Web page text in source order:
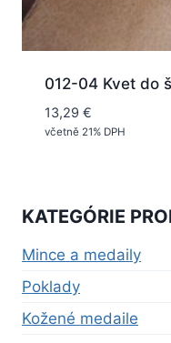
012-04 Kvet do
13,29 €
včetně 21% DPH
KATEGÓRIE
Mince a medaily
Poklady
Kožené medaile